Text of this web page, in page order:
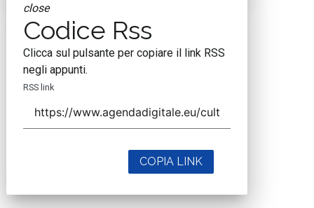
close
Codice Rss
Clicca sul pulsante per copiare il link RSS
negli appunti.
RSS link
COPIA LINK